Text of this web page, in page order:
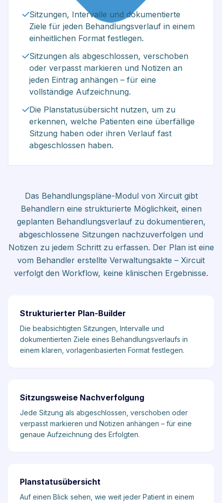
Sitzungen, Intervalle und dokumentierte
Ziele für jeden Behandlungsverlauf in einem
einheitlichen Format festlegen.
Sitzungen als abgeschlossen, verschoben
oder verpasst markieren und Notizen an
jeden Eintrag anhängen – für eine
vollständige Aufzeichnung.
Die Planstatusübersicht nutzen, um zu
erkennen, welche Patienten eine überfällige
Sitzung haben oder ihren Verlauf fast
abgeschlossen haben.
Das Behandlungspläne-Modul von Xircuit gibt
Behandlern eine strukturierte Möglichkeit, einen
geplanten Behandlungsverlauf zu dokumentieren,
abgeschlossene Sitzungen nachzuverfolgen und
Notizen zu jedem Schritt zu erfassen. Der Plan ist eine
vom Behandler erstellte Verwaltungsakte – Xircuit
verfolgt den Workflow, keine klinischen Ergebnisse.
Strukturierter Plan-Builder
Die beabsichtigten Sitzungen, Intervalle und
dokumentierten Ziele eines Behandlungsverlaufs in
einem klaren, vorlagenbasierten Format festlegen.
Sitzungsweise Nachverfolgung
Jede Sitzung als abgeschlossen, verschoben oder
verpasst markieren und Notizen anhängen – für eine
genaue Aufzeichnung des Erfolgten.
Planstatusübersicht
Auf einen Blick sehen, wie weit jeder Patient in einem